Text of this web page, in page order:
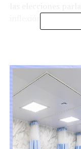
inflexión”, declaró.
en el combate a
infiltración de la
Ulloa, el gobierno
pandillas», lo que
desde el Ejecutivo.
RELATED TOPICS: